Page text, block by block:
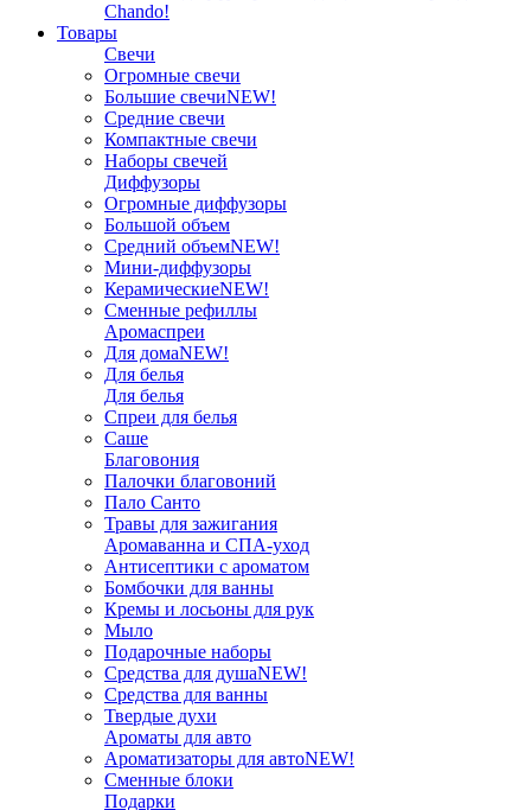
Chando!
Товары
Свечи
Огромные свечи
Большие свечиNEW!
Средние свечи
Компактные свечи
Наборы свечей
Диффузоры
Огромные диффузоры
Большой объем
Средний объемNEW!
Мини-диффузоры
КерамическиеNEW!
Сменные рефиллы
Аромаспреи
Для домаNEW!
Для белья
Для белья
Спреи для белья
Саше
Благовония
Палочки благовоний
Пало Санто
Травы для зажигания
Аромаванна и СПА-уход
Антисептики с ароматом
Бомбочки для ванны
Кремы и лосьоны для рук
Мыло
Подарочные наборы
Средства для душаNEW!
Средства для ванны
Твердые духи
Ароматы для авто
Ароматизаторы для автоNEW!
Сменные блоки
Подарки